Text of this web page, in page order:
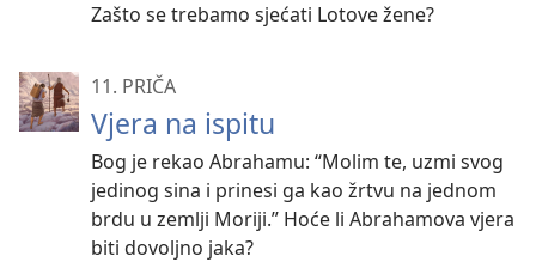
Zašto se trebamo sjećati Lotove žene?
11. PRIČA
Vjera na ispitu
Bog je rekao Abrahamu: “Molim te, uzmi svog
jedinog sina i prinesi ga kao žrtvu na jednom
brdu u zemlji Moriji.” Hoće li Abrahamova vjera
biti dovoljno jaka?